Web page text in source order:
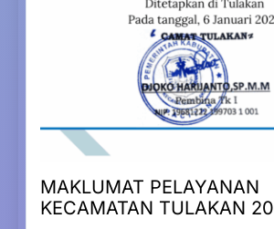
MAKLUMAT PELAYANAN
KECAMATAN TULAKAN